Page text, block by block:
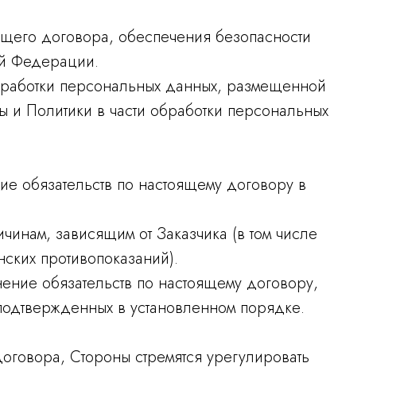
договора, обеспечения безопасности
Федерации.
персональных данных, размещенной
Политики в части обработки персональных
обязательств по настоящему договору в
зависящим от Заказчика (в том числе
противопоказаний).
обязательств по настоящему договору,
в установленном порядке.
Стороны стремятся урегулировать